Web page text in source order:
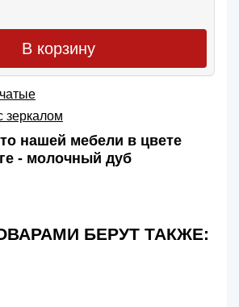
В корзину
зеркалом
нашей мебели в цвете
- молочный дуб
БЕРУТ ТАКЖЕ: